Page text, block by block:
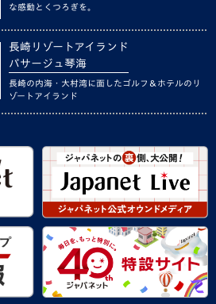
な感動とくつろぎを。
長崎リゾートアイランド
パサージュ琴海
長崎の内海・大村湾に面したゴルフ＆ホテルのリ
ゾートアイランド